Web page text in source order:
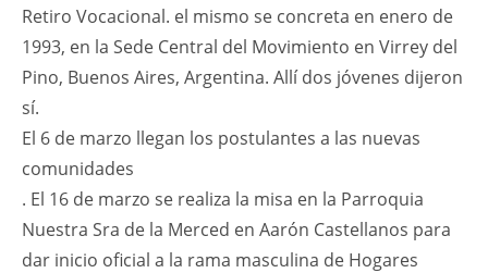
Retiro Vocacional. el mismo se concreta en enero de
1993, en la Sede Central del Movimiento en Virrey del
Pino, Buenos Aires, Argentina. Allí dos jóvenes dijeron
sí.
El 6 de marzo llegan los postulantes a las nuevas
comunidades
. El 16 de marzo se realiza la misa en la Parroquia
Nuestra Sra de la Merced en Aarón Castellanos para
dar inicio oficial a la rama masculina de Hogares